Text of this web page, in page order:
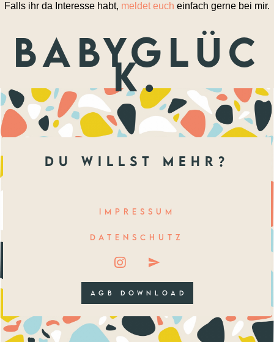
Falls ihr da Interesse habt, meldet euch einfach gerne bei mir.
Babyglüc
k.
du willst mehr?
IMPRESSUM
DATENSCHUTZ
AGB DOWNLOAD